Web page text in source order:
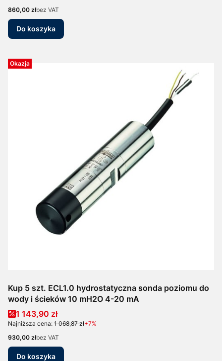
Cena
860,00 złbez VAT
Do koszyka
Okazja
Kup 5 szt. ECL1.0 hydrostatyczna sonda poziomu do
wody i ścieków 10 mH2O 4-20 mA
Cena promocyjna
1 143,90 zł
Najniższa cena: 1 068,87 zł+7%
Cena
930,00 złbez VAT
Do koszyka